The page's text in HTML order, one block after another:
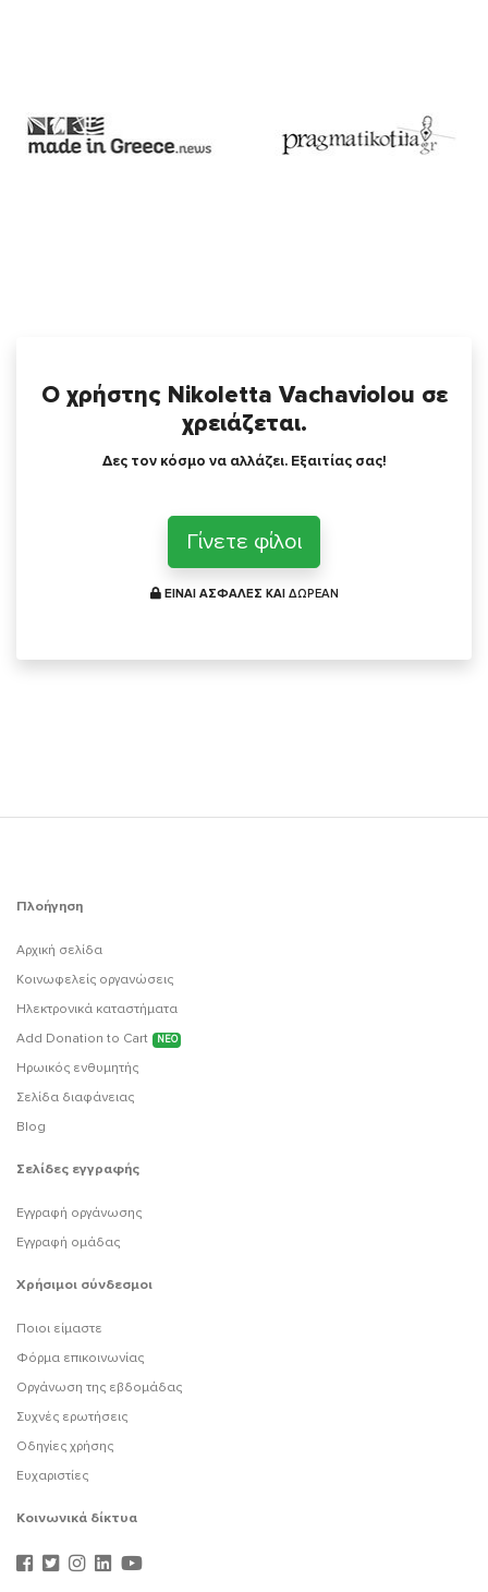
Ο χρήστης Nikoletta Vachaviolou σε
χρειάζεται.
Δες τον κόσμο να αλλάζει. Εξαιτίας σας!
Γίνετε φίλοι
ΕΙΝΑΙ ΑΣΦΑΛΕΣ ΚΑΙ ΔΩΡΕΑΝ
Πλοήγηση
Αρχική σελίδα
Κοινωφελείς οργανώσεις
Ηλεκτρονικά καταστήματα
Add Donation to Cart
ΝΕΟ
Ηρωικός ενθυμητής
Σελίδα διαφάνειας
Blog
Σελίδες εγγραφής
Εγγραφή οργάνωσης
Εγγραφή ομάδας
Χρήσιμοι σύνδεσμοι
Ποιοι είμαστε
Φόρμα επικοινωνίας
Οργάνωση της εβδομάδας
Συχνές ερωτήσεις
Οδηγίες χρήσης
Ευχαριστίες
Κοινωνικά δίκτυα